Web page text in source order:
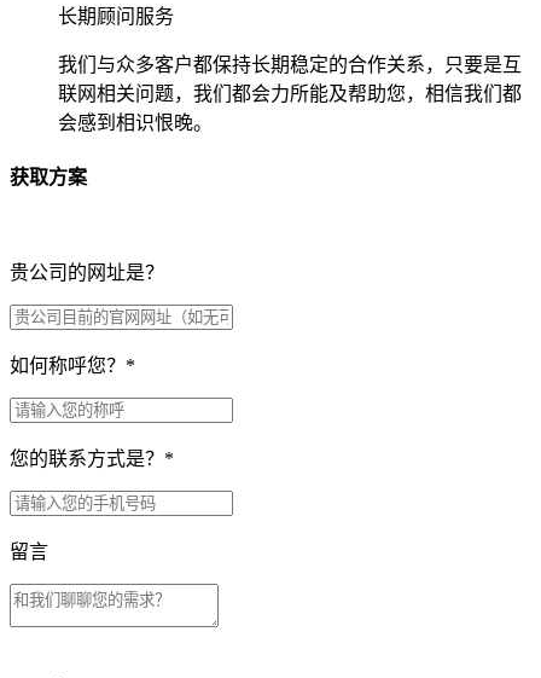
长期顾问服务
我们与众多客户都保持长期稳定的合作关系，只要是互
联网相关问题，我们都会力所能及帮助您，相信我们都
会感到相识恨晚。
获取方案
贵公司的网址是？
如何称呼您？ *
您的联系方式是？ *
留言